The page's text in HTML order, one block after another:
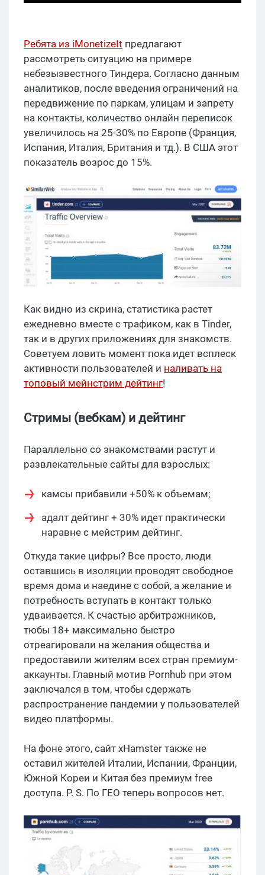
Ребята из iMonetizeIt предлагают
рассмотреть ситуацию на примере
небезызвестного Тиндера. Согласно данным
аналитиков, после введения ограничений на
передвижение по паркам, улицам и запрету
на контакты, количество онлайн переписок
увеличилось на 25-30% по Европе (Франция,
Испания, Италия, Британия и тд.). В США этот
показатель возрос до 15%.
Как видно из скрина, статистика растет
ежедневно вместе с трафиком, как в Tinder,
так и в других приложениях для знакомств.
Советуем ловить момент пока идет всплеск
активности пользователей и наливать на
топовый мейнстрим дейтинг!
Стримы (вебкам) и дейтинг
Параллельно со знакомствами растут и
развлекательные сайты для взрослых:
камсы прибавили +50% к объемам;
адалт дейтинг + 30% идет практически
наравне с мейстрим дейтинг.
Откуда такие цифры? Все просто, люди
оставшись в изоляции проводят свободное
время дома и наедине с собой, а желание и
потребность вступать в контакт только
удваивается. К счастью арбитражников,
тюбы 18+ максимально быстро
отреагировали на желания общества и
предоставили жителям всех стран премиум-
аккаунты. Главный мотив Pornhub при этом
заключался в том, чтобы сдержать
распространение пандемии у пользователей
видео платформы.
На фоне этого, сайт xHamster также не
оставил жителей Италии, Испании, Франции,
Южной Кореи и Китая без премиум free
доступа. P. S. По ГЕО теперь вопросов нет.